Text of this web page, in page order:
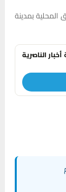
المحلية بمدينة
الناصرية